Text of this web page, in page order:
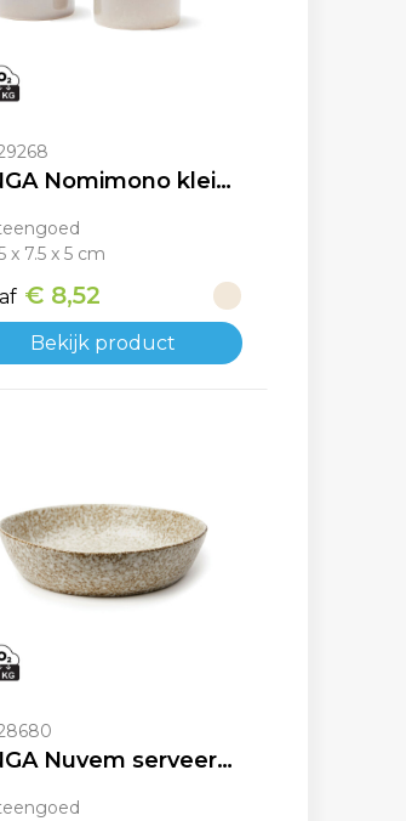
VINGA Nomimono kleine schaaltjes, set van 4 stuks
x 7.5 x 5 cm
€ 8,52
Bekijk product
VINGA Nuvem serveerschaal